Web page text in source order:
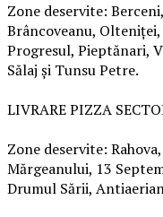
Zone deservite:
Brâncoveanu,
Progresul, Pieptănari,
Sălaj și Tunsu Petre.
LIVRARE PIZZA
Zone deservite:
Mărgeanului, 13
Drumul Sării,